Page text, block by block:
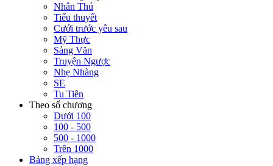
Nhân Thú
Tiểu thuyết
Cưới trước yêu sau
Mỹ Thực
Sảng Văn
Truyện Ngược
Nhẹ Nhàng
SE
Tu Tiên
Theo số chương
Dưới 100
100 - 500
500 - 1000
Trên 1000
Bảng xếp hạng